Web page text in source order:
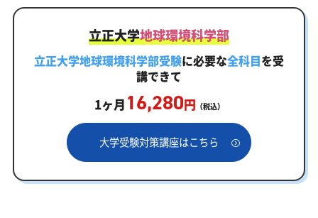
立正大学地球環境科学部
立正大学地球環境科学部受験に必要な全科目を受
講できて
1ヶ月 16,280円 （税込）
大学受験対策講座はこちら